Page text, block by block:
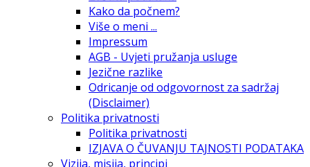
Kako da počnem?
Više o meni ...
Impressum
AGB - Uvjeti pružanja usluge
Jezične razlike
Odricanje od odgovornost za sadržaj
(Disclaimer)
Politika privatnosti
Politika privatnosti
IZJAVA O ČUVANJU TAJNOSTI PODATAKA
Vizija, misija, principi